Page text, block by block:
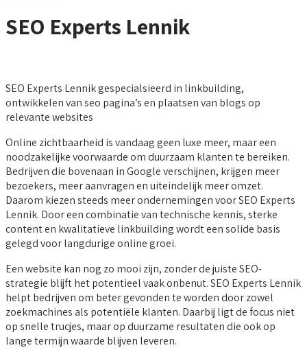
SEO Experts Lennik
SEO Experts Lennik gespecialsieerd in linkbuilding,
ontwikkelen van seo pagina’s en plaatsen van blogs op
relevante websites
Online zichtbaarheid is vandaag geen luxe meer, maar een
noodzakelijke voorwaarde om duurzaam klanten te bereiken.
Bedrijven die bovenaan in Google verschijnen, krijgen meer
bezoekers, meer aanvragen en uiteindelijk meer omzet.
Daarom kiezen steeds meer ondernemingen voor SEO Experts
Lennik. Door een combinatie van technische kennis, sterke
content en kwalitatieve linkbuilding wordt een solide basis
gelegd voor langdurige online groei.
Een website kan nog zo mooi zijn, zonder de juiste SEO-
strategie blijft het potentieel vaak onbenut. SEO Experts Lennik
helpt bedrijven om beter gevonden te worden door zowel
zoekmachines als potentiële klanten. Daarbij ligt de focus niet
op snelle trucjes, maar op duurzame resultaten die ook op
lange termijn waarde blijven leveren.